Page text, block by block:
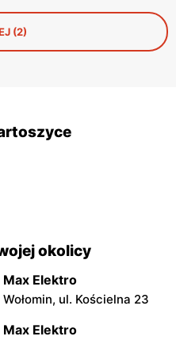
(2)
okolicy
Max Elektro
Wołomin, ul. Kościelna 23
Max Elektro